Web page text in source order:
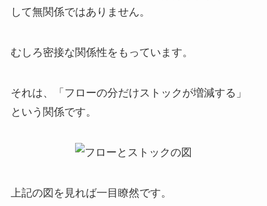
して無関係ではありません。
むしろ密接な関係性をもっています。
それは、
「フローの分だけストックが増減する」
という関係です。
上記の図を見れば一目瞭然です。